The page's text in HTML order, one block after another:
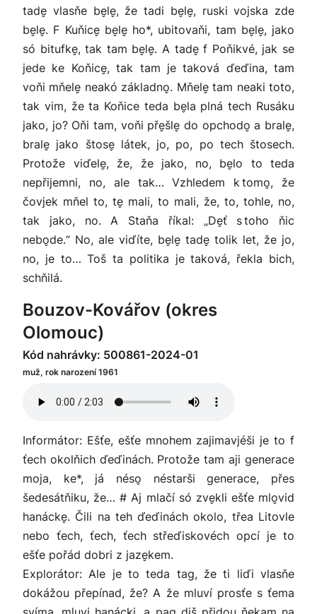
tade̬ vlasňe be̬le̬, že tadi be̬le̬, ruski vojska zde
be̬le̬. F Kuňice̬ be̬le̬ ho*, ubitovaňi, tam be̬le̬, jako
só bitufke̬, tak tam be̬le̬. A tade̬ f Poňikvé, jak se
jede ke Koňice̬, tak tam je taková ďeďina, tam
voňi mňele̬ neakó základno̬. Mňele̬ tam neaki toto,
tak vim, že ta Koňice teda be̬la plná tech Rusáku
jako, jo? Oňi tam, voňi pře̬šle̬ do opchodo̬ a brale̬,
brale̬ jako štose̬ látek, jo, po, po tech štosech.
Protože viďele̬, že, že jako, no, be̬lo to teda
nepřijemni, no, ale tak… Vzhledem k tomo̬, že
čovjek mňel to, te̬ mali, to mali, že, to, tohle, no,
tak jako, no. A Staňa říkal: „De̬ť s toho ňic
nebo̬de.“ No, ale viďíte, be̬le̬ tade̬ tolik let, že jo,
no, je to… Toš ta politika je taková, řekla bich,
schňilá.
Bouzov-Kovářov (okres
Olomouc)
Kód nahrávky: 500861-2024-01
muž, rok narození 1961
Informátor: Ešťe, ešťe mnohem zajimavjéši je to f
ťech okolňich ďeďinách. Protože tam aji generace
moja, ke*, já néso̬ néstarši generace, přes
šedesátňiku, že… # Aj mlačí só zve̬kli ešťe mlo̬vid
hanácke̬. Čili na teh ďeďinách okolo, třea Litovle
nebo ťech, ťech, ťech střeďiskovéch opcí je to
ešťe pořád dobri z jaze̬kem.
Explorátor: Ale je to teda tag, že ti liďi vlasňe
dokážou přepínad, že? A že mluví prosťe s ťema